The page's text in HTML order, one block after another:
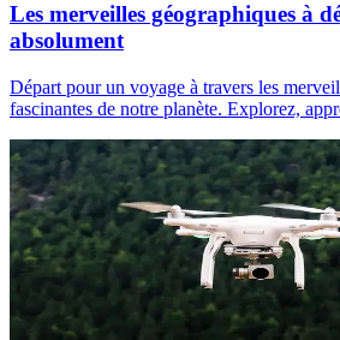
Les merveilles géographiques à
absolument
Départ pour un voyage à travers les
fascinantes de notre planète. Explorez,